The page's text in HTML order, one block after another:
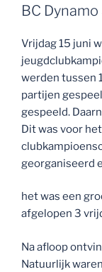
BC
Vrijdag 15 juni
werden tussen
partijen
gespeeld.
Dit was voor
georganiseerd
het was een
afgelopen 3
Na afloop
Natuurlijk